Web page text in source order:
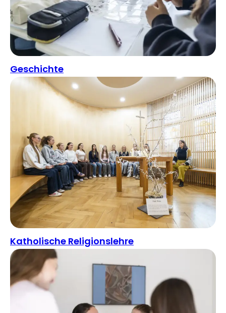
Geschichte
Katholische Religionslehre